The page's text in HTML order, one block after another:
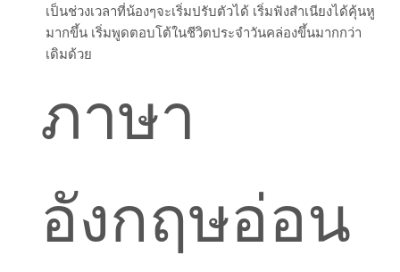
เป็นช่วงเวลาที่น้องๆจะเริ่มปรับตัวได้ เริ่มฟังสำเนียงได้คุ้นหู
มากขึ้น เริ่มพูดตอบโต้ในชีวิตประจำวันคล่องขึ้นมากกว่า
เดิมด้วย
ภาษา
อังกฤษอ่อน